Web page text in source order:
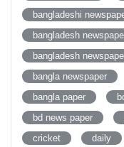
bangladeshi
bangladesh
bangladesh
bangla newspaper
bangla paper
bd news paper
cricket
daily